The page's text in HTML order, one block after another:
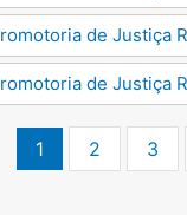
de Justiça
de Justiça
1 2 3